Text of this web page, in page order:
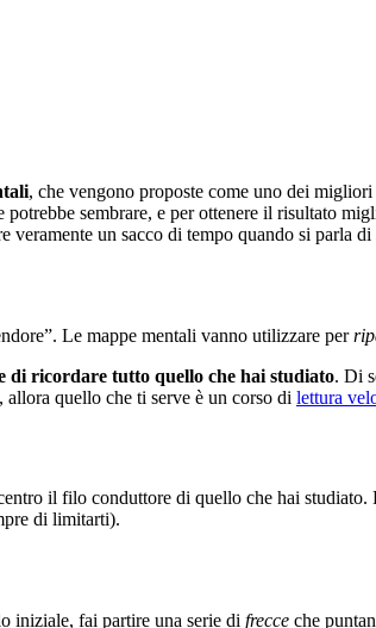
, che vengono proposte come uno dei
sembrare, e per ottenere il risultato
veramente un sacco di tempo quando si parla di
Le mappe mentali vanno utilizzare per
di ricordare tutto quello che hai studiato. Di
quello che ti serve è un corso di lettura
il filo conduttore di quello che hai
di limitarti).
iniziale, fai partire una serie di frecce che